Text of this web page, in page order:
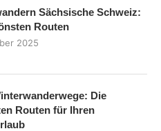
Sächsische Schweiz:
Routen
2025
Die
Routen für Ihren